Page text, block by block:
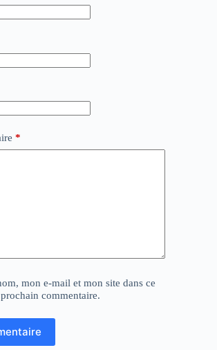
*
mon e-mail et mon site dans ce
commentaire.